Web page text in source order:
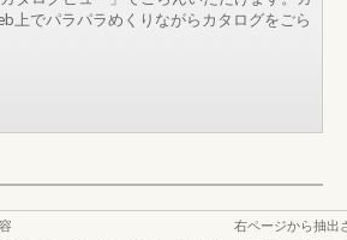
上でパラパラめくりながらカタログをごら
右ページから抽出